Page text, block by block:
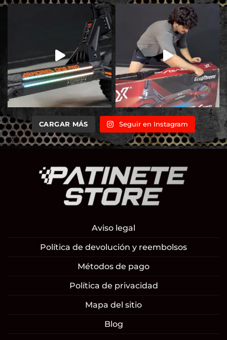
CARGAR MÁS Seguir en Instagram
Aviso legal
Política de devolución y reembolsos
Métodos de pago
Política de privacidad
Mapa del sitio
Blog